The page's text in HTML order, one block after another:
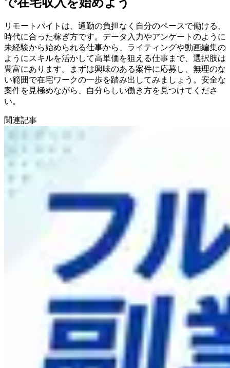
リモートバイトは、通勤の負担なく自分のペースで働ける、
時代に合った稼ぎ方です。データ入力やアンケートのように
未経験から始められる仕事から、ライティングや動画編集の
ようにスキルを活かして高単価を狙える仕事まで、選択肢は
豊富にあります。まずは興味のある案件に応募し、無理のな
い範囲で在宅ワークの一歩を踏み出してみましょう。安全な
案件を見極めながら、自分らしい働き方を見つけてくださ
い。
関連記事